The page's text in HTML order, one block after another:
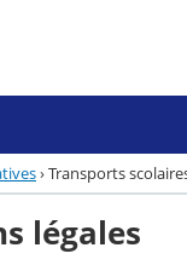
›Transports
légales